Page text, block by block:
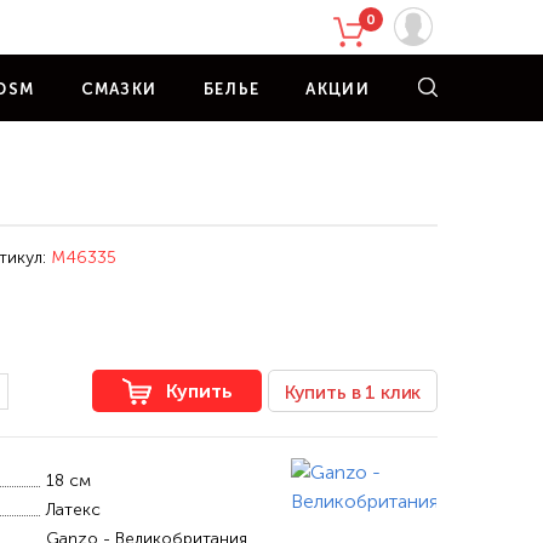
0
СМАЗКИ БЕЛЬЕ АКЦИИ
M46335
Купить Купить в 1 клик
18 см
Латекс
Ganzo - Великобритания